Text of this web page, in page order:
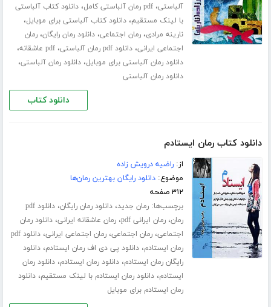
آلباستی،pdf رمان آلباستی کامل ،دانلود کتاب آلباستی
با لینک مستقیم،دانلود کتاب آلباستی برای موبایل،
نارینه مرادی،رمان اجتماعی،دانلود رمان رایگان،رمان
اجتماعی ایرانی،دانلود pdf رمان آلباستی ،pdf عاشقانه ،
دانلود رمان آلباستی برای موبایل،دانلود رمان آلباستی،
دانلود رمان آلباستی
دانلود کتاب
دانلود کتاب رمان ایستادم
از:راضیه درویش زاده
موضوع:دانلود رایگان بهترین رمان‌ها
۳۱۲ صفحه
برچسب‌ها:رمان جدید،دانلود رمان رایگان،
دانلود pdf
رمان،رمان ایرانی pdf ،رمان عاشقانه ایرانی،دانلود رمان
اجتماعی،رمان اجتماعی،رمان اجتماعی ایرانی،
دانلود pdf
رمان ایستادم،دانلود پی دی اف رمان ایستادم،دانلود
رایگان رمان ایستادم،دانلود رمان ایستادم،دانلود رمان
ایستادم،دانلود رمان ایستادم با لینک مستقیم،دانلود
رمان ایستادم برای موبایل